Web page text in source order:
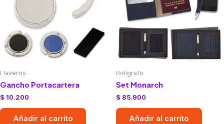
Llaveros
Gancho Portacartera
$ 10.200
Añadir al carrito
Bolígrafo
Set Monarch
$ 85.900
Añadir al carrito